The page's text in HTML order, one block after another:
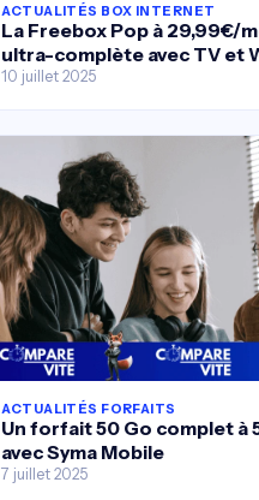
ACTUALITÉS BOX INTERNET
La Freebox Pop à 29,99€/
ultra-complète avec TV et
10 juillet 2025
ACTUALITÉS FORFAITS
Un forfait 50 Go complet à
avec Syma Mobile
7 juillet 2025